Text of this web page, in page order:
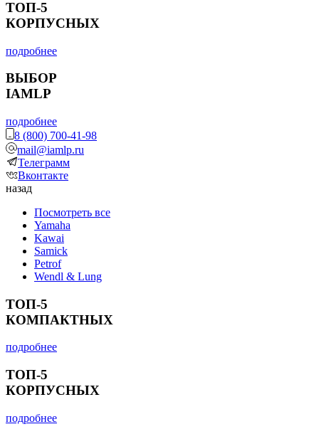
ТОП-5
КОРПУСНЫХ
подробнее
ВЫБОР
IAMLP
подробнее
8 (800) 700-41-98
mail@iamlp.ru
Телеграмм
Вконтакте
назад
Посмотреть все
Yamaha
Kawai
Samick
Petrof
Wendl & Lung
ТОП-5
КОМПАКТНЫХ
подробнее
ТОП-5
КОРПУСНЫХ
подробнее